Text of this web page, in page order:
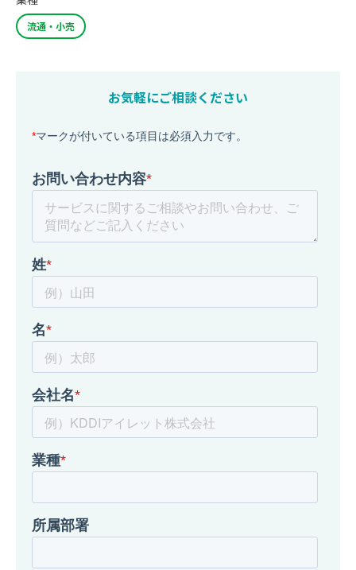
流通・小売
お気軽にご相談ください